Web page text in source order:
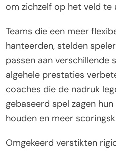
om zichzelf op het veld te
Teams die een meer
hanteerden, stelden
passen aan verschillende
algehele prestaties
coaches die de nadruk
gebaseerd spel zagen
houden en meer
Omgekeerd verstikten